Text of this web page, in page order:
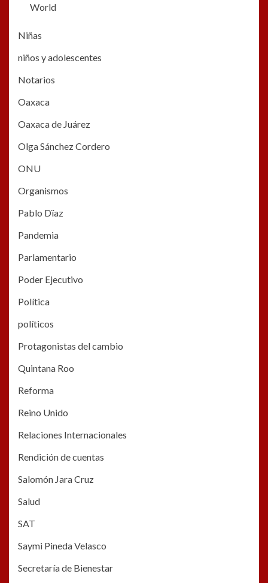
World
Niñas
niños y adolescentes
Notarios
Oaxaca
Oaxaca de Juárez
Olga Sánchez Cordero
ONU
Organismos
Pablo Dïaz
Pandemia
Parlamentario
Poder Ejecutivo
Política
políticos
Protagonistas del cambio
Quintana Roo
Reforma
Reino Unido
Relaciones Internacionales
Rendición de cuentas
Salomón Jara Cruz
Salud
SAT
Saymi Pineda Velasco
Secretaría de Bienestar